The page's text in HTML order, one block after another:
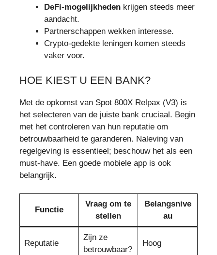
DeFi-mogelijkheden krijgen steeds meer
aandacht.
Partnerschappen wekken interesse.
Crypto-gedekte leningen komen steeds
vaker voor.
HOE KIEST U EEN BANK?
Met de opkomst van Spot 800X Relpax (V3) is
het selecteren van de juiste bank cruciaal. Begin
met het controleren van hun reputatie om
betrouwbaarheid te garanderen. Naleving van
regelgeving is essentieel; beschouw het als een
must-have. Een goede mobiele app is ook
belangrijk.
Functie
Vraag om te
stellen
Belangsnive
au
Reputatie
Zijn ze
betrouwbaar?
Hoog